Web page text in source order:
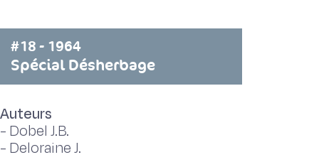
#18 - 1964
Spécial Désherbage
Auteurs
- Dobel J.B.
- Deloraine J.